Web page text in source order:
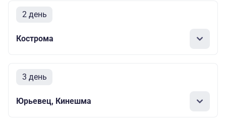
2 день
Кострома
3 день
Юрьевец, Кинешма